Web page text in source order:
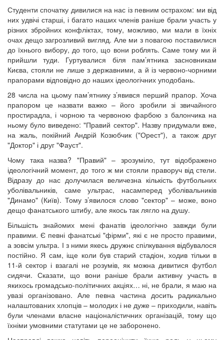
Студенти спочатку дивилися на нас із певним острахом: ми від
них удвічі старші, і багато наших членів раніше брали участь у
різних збройних конфліктах, тому, можливо, ми мали в їхніх
очах дещо загрозливий вигляд. Але ми з повагою поставилися
до їхнього вибору, до того, що вони роблять. Саме тому ми й
прийшли туди. Гуртувалися біля пам’ятника засновникам
Києва, стояли не лише з державними, а й із червоно-чорними
прапорами відповідно до наших ідеологічних уподобань.
28 числа на цьому пам’ятнику з’явився перший прапор. Хоча
прапором це назвати важко – його зробили зі звичайного
простирадла, і чорною та червоною фарбою з балончика на
ньому було виведено: "Правий сектор". Назву придумали вже,
на жаль, покійний Андрій Козюбчик ("Орест"), а також друг
"Доктор" і друг "Фауст".
Чому така назва? "Правий" – зрозуміло, тут відображено
ідеологічний момент, до того ж ми стояли праворуч від стели.
Відразу до нас долучилася величезна кількість футбольних
уболівальників, саме ультрас, насамперед уболівальників
"Динамо" (Київ). Тому з’явилося слово "сектор" – може, воно
дещо фанатського штибу, але якось так лягло на душу.
Більшість знайомих мені фанатів ідеологічно завжди були
правими. Є певні фанатські "фірми", які є не просто правими,
а зовсім ультра. І з ними якесь дружнє спілкування відбувалося
постійно. Я сам, іще коли був старий стадіон, ходив тільки в
11-й сектор і взагалі не розумів, як можна дивитися футбол
сидячи. Сказати, що вони раніше брали активну участь в
якихось громадсько-політичних акціях… ні, не брали, я маю на
увазі організовано. Але певна частина досить радикально
налаштованих хлопців – молодих і не дуже – приходили, навіть
були членами власне націоналістичних організацій, тому що
їхніми умовними статутами це не заборонено.